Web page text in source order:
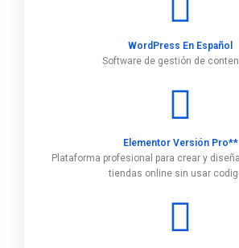
WordPress En Español
Software de gestión de
Elementor Versión Pro**
Plataforma profesional para crear y
tiendas online sin usar